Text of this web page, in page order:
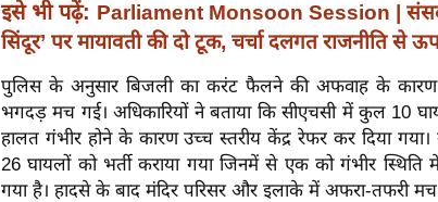
इसे भी पढ़ें: Parliament Monsoon Session |
सिंदूर’ पर मायावती की दो टूक, चर्चा दलगत राजनीति से
पुलिस के अनुसार बिजली का करंट फैलने की अफवाह के
भगदड़ मच गई। अधिकारियों ने बताया कि सीएचसी में कुल 10
हालत गंभीर होने के कारण उच्च स्तरीय केंद्र रेफर कर दिया गया।
26 घायलों को भर्ती कराया गया जिनमें से एक को गंभीर
गया है। हादसे के बाद मंदिर परिसर और इलाके में अफरा-तफरी मच